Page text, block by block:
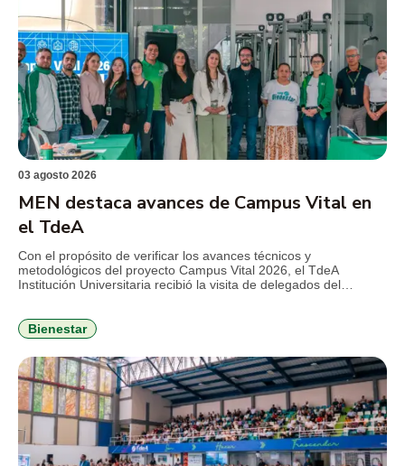
03 agosto 2026
MEN destaca avances de Campus Vital en
el TdeA
Con el propósito de verificar los avances técnicos y
metodológicos del proyecto Campus Vital 2026, el TdeA
Institución Universitaria recibió la visita de delegados del
estudiantil y consolidar estrategias de bienestar con enfoque
integral. Durante la jornada, el […]
Bienestar